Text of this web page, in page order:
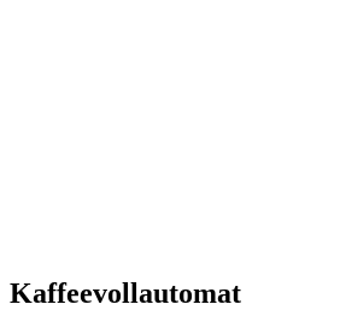
Kaffeevollautomat